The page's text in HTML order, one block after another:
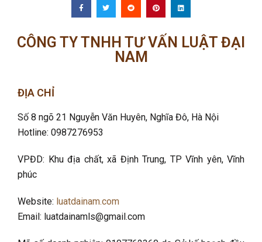
CÔNG TY TNHH TƯ VẤN LUẬT ĐẠI
NAM
ĐỊA CHỈ
Số 8 ngõ 21 Nguyễn Văn Huyên, Nghĩa Đô, Hà Nội
Hotline: 0987276953
VPĐD: Khu địa chất, xã Định Trung, TP Vĩnh yên, Vĩnh
phúc
Website: luatdainam.com
Email: luatdainamls@gmail.com